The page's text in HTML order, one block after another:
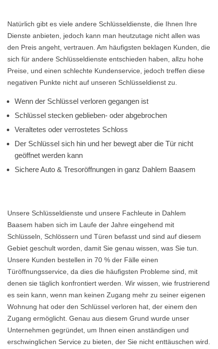
Natürlich gibt es viele andere Schlüsseldienste, die Ihnen Ihre
Dienste anbieten, jedoch kann man heutzutage nicht allen was
den Preis angeht, vertrauen. Am häufigsten beklagen Kunden, die
sich für andere Schlüsseldienste entschieden haben, allzu hohe
Preise, und einen schlechte Kundenservice, jedoch treffen diese
negativen Punkte nicht auf unseren Schlüsseldienst zu.
Wenn der Schlüssel verloren gegangen ist
Schlüssel stecken geblieben- oder abgebrochen
Veraltetes oder verrostetes Schloss
Der Schlüssel sich hin und her bewegt aber die Tür nicht
geöffnet werden kann
Sichere Auto & Tresoröffnungen in ganz Dahlem Baasem
Unsere Schlüsseldienste und unsere Fachleute in Dahlem
Baasem haben sich im Laufe der Jahre eingehend mit
Schlüsseln, Schlössern und Türen befasst und sind auf diesem
Gebiet geschult worden, damit Sie genau wissen, was Sie tun.
Unsere Kunden bestellen in 70 % der Fälle einen
Türöffnungsservice, da dies die häufigsten Probleme sind, mit
denen sie täglich konfrontiert werden. Wir wissen, wie frustrierend
es sein kann, wenn man keinen Zugang mehr zu seiner eigenen
Wohnung hat oder den Schlüssel verloren hat, der einem den
Zugang ermöglicht. Genau aus diesem Grund wurde unser
Unternehmen gegründet, um Ihnen einen anständigen und
erschwinglichen Service zu bieten, der Sie nicht enttäuschen wird.